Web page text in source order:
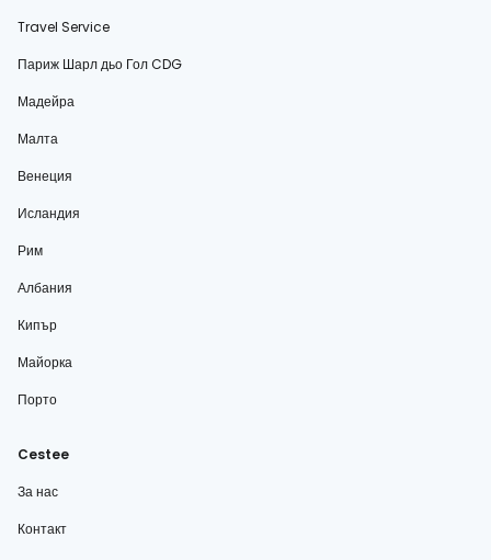
Travel Service
Париж Шарл дьо Гол CDG
Мадейра
Малта
Венеция
Исландия
Рим
Албания
Кипър
Майорка
Порто
Cestee
За нас
Контакт